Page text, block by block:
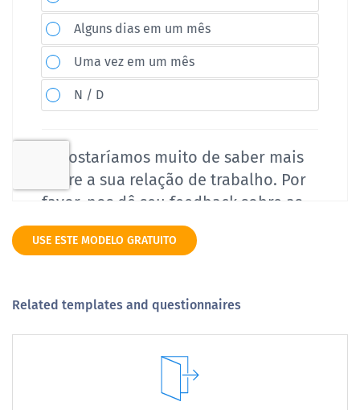
USE ESTE MODELO GRATUITO
Related templates and questionnaires